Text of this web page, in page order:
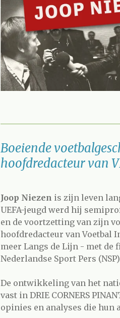
Boeiende
hoofdredacteur van
Joop Niezen is zijn leven
UEFA-jeugd werd hij
en de voortzetting van zijn
hoofdredacteur van Voetbal
meer Langs de Lijn - met de
Nederlandse Sport Pers
De ontwikkeling van het
vast in DRIE CORNERS
opinies en analyses die hun